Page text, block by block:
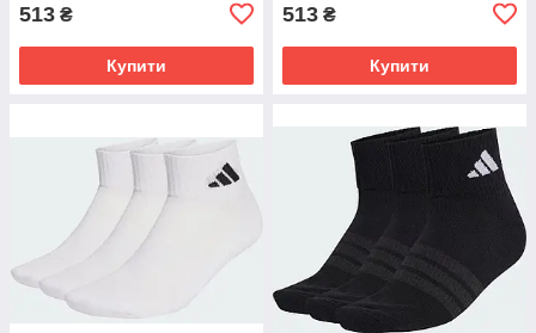
513 ₴
Купити
513 ₴
Купити